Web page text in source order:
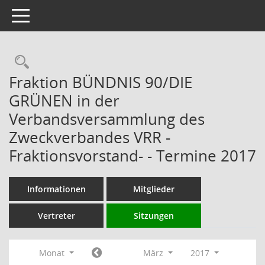
Toggle navigation
Rechercheauswahl
Fraktion BÜNDNIS 90/DIE
GRÜNEN in der
Verbandsversammlung des
Zweckverbandes VRR -
Fraktionsvorstand- - Termine 2017
Informationen Mitglieder
Vertreter Sitzungen
Monat März
2017